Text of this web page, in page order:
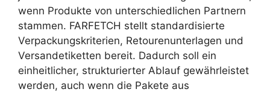
wenn Produkte von unterschiedlichen Partnern
stammen. FARFETCH stellt standardisierte
Verpackungskriterien, Retourenunterlagen und
Versandetiketten bereit. Dadurch soll ein
einheitlicher, strukturierter Ablauf gewährleistet
werden, auch wenn die Pakete aus